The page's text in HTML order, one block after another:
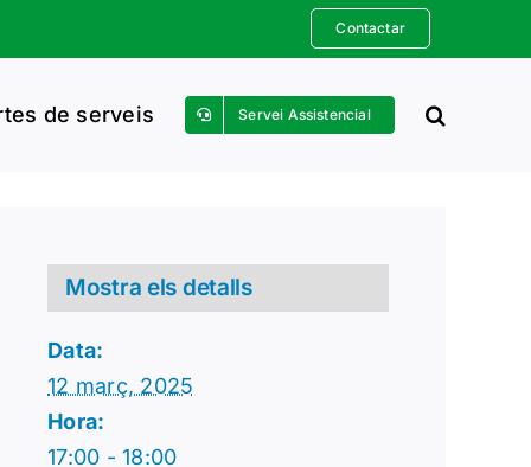
Contactar
de serveis Servei Assistencial
Mostra els detalls
Data:
12 març, 2025
Hora:
17:00 - 18:00